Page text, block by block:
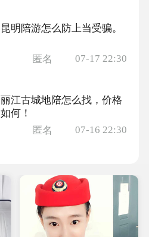
昆明陪游怎么防上当受骗。
匿名 07-17 22:30
丽江古城地陪怎么找，价格
如何！
匿名
07-16 22:30